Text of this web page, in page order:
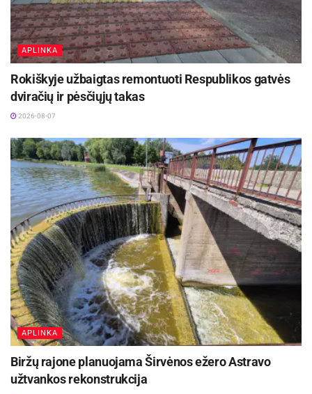
APLINKA
Rokiškyje užbaigtas remontuoti Respublikos gatvės
dviračių ir pėsčiųjų takas
2026-08-07
APLINKA
Biržų rajone planuojama Širvėnos ežero Astravo
užtvankos rekonstrukcija